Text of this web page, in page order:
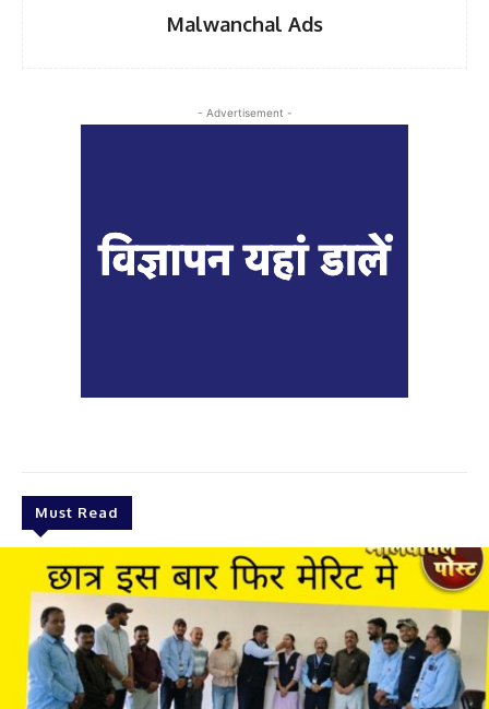
Malwanchal Ads
- Advertisement -
Must Read